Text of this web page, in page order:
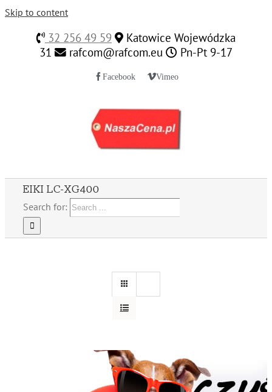
Skip to content
32 256 49 59
Katowice Wojewódzka
31
rafcom@rafcom.eu Pn-Pt 9-17
Facebook Vimeo
EIKI LC-XG400
Search for: